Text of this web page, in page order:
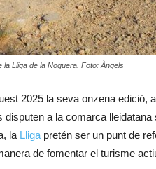
la Lliga de la Noguera. Foto: Àngels
2025 la seva onzena edició,
a la comarca
la Lliga pretén ser un punt de
de fomentar el turisme